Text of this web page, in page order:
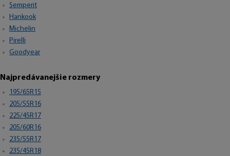
Semperit
Hankook
Michelin
Pirelli
Goodyear
Najpredávanejšie rozmery
195/65R15
205/55R16
225/45R17
205/60R16
235/55R17
235/45R18